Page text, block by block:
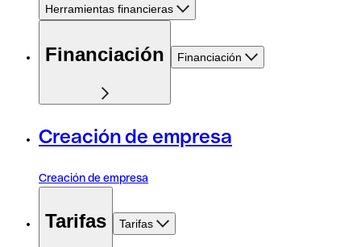
Herramientas financieras
Financiación Financiación
Creación de empresa
Creación de empresa
Tarifas Tarifas